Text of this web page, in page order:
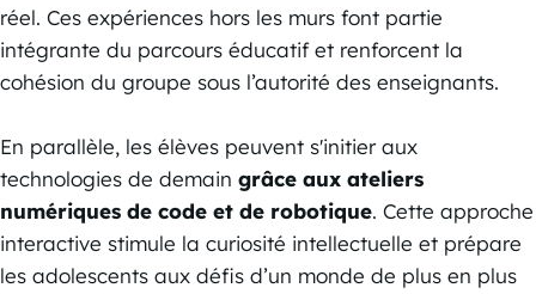
réel. Ces expériences hors les murs font partie
intégrante du parcours éducatif et renforcent la
cohésion du groupe sous l’autorité des enseignants.
En parallèle, les élèves peuvent s'initier aux
technologies de demain grâce aux ateliers
numériques de code et de robotique. Cette approche
interactive stimule la curiosité intellectuelle et prépare
les adolescents aux défis d’un monde de plus en plus